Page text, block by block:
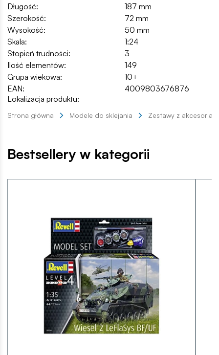
Długość:
187 mm
Szerokość:
72 mm
Wysokość:
50 mm
Skala:
1:24
Stopień trudności:
3
Ilość elementów:
149
Grupa wiekowa:
10+
EAN:
4009803676876
Lokalizacja produktu:
Strona główna Modele do sklejania Zestawy z akcesoriami
Bestsellery w kategorii